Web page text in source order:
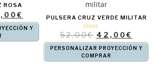
ROSA
€
Y
PULSERA CRUZ VERDE MILITAR
Valorado con
5.00
de 5
52,00€ 42,00€
PERSONALIZAR PROYECCIÓN Y
COMPRAR